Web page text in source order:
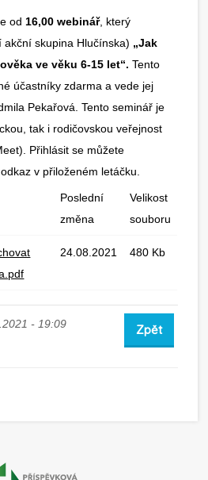
od 16,00 webinář, který
akční skupina Hlučínska) „Jak
ve věku 6-15 let“. Tento
účastníky zdarma a vede jej
Pekařová. Tento seminář je
tak i rodičovskou veřejnost
Přihlásit se můžete
v přiloženém letáčku.
Poslední
změna
Velikost
souboru
24.08.2021 480 Kb
- 19:09 Zpět